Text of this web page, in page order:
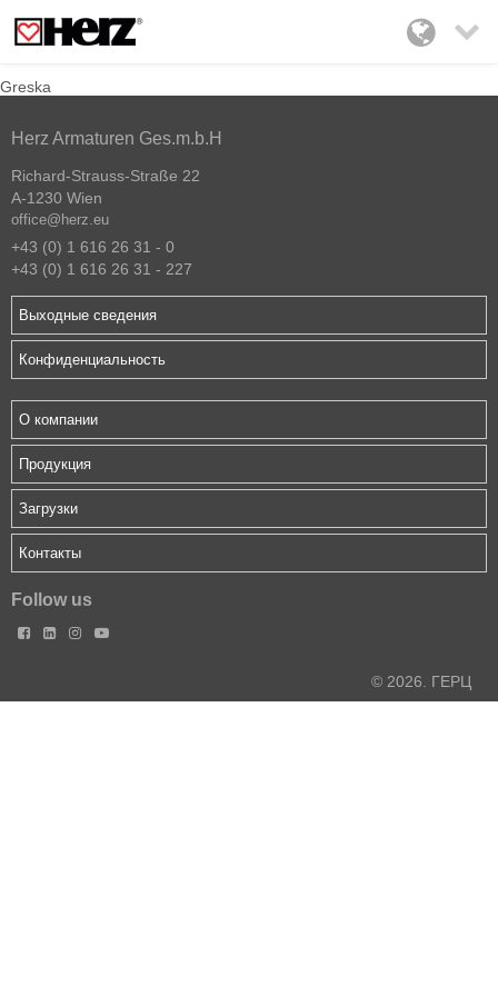

Greska
Herz Armaturen Ges.m.b.H
Richard-Strauss-Straße 22
A-1230 Wien
office@herz.eu
+43 (0) 1 616 26 31 - 0
+43 (0) 1 616 26 31 - 227
Выходные сведения
Конфиденциальность
О компании
Продукция
Загрузки
Контакты
Follow us
   
© 2026. ГЕРЦ